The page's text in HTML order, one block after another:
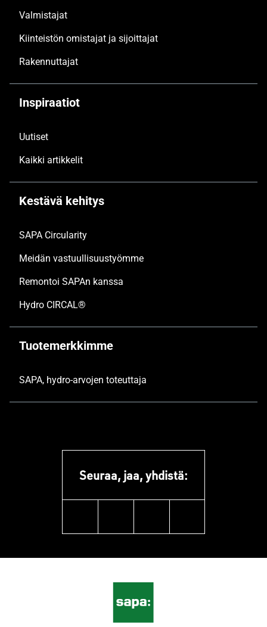
Valmistajat
Kiinteistön omistajat ja sijoittajat
Rakennuttajat
Inspiraatiot
Uutiset
Kaikki artikkelit
Kestävä kehitys
SAPA Circularity
Meidän vastuullisuustyömme
Remontoi SAPAn kanssa
Hydro CIRCAL®
Tuotemerkkimme
SAPA, hydro-arvojen toteuttaja
Seuraa, jaa, yhdistä: